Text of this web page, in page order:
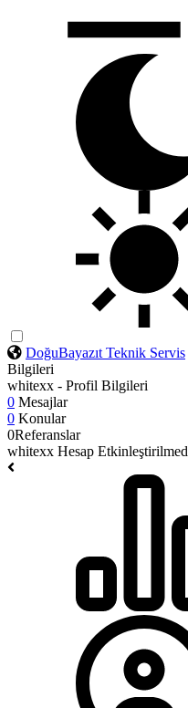
DoğuBayazıt Teknik Servis
Bilgileri
whitexx - Profil Bilgileri
0 Mesajlar
0 Konular
0Referanslar
whitexx Hesap